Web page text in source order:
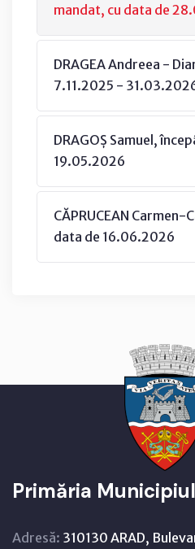
mandat, cu data de
DRAGEA Andreea -
7.11.2025 -
DRAGOȘ Samuel,
19.05.2026
CĂPRUCEAN Carmen-
data de 16.06.2026
Primăria
Adresă: 310130 ARAD,